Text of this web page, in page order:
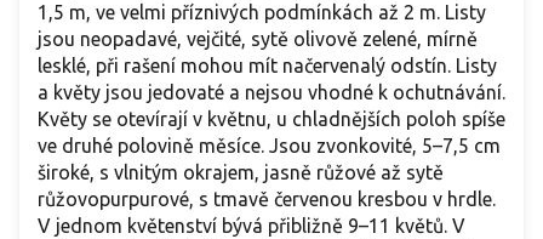
1,5 m, ve velmi příznivých podmínkách až 2 m. Listy
jsou neopadavé, vejčité, sytě olivově zelené, mírně
lesklé, při rašení mohou mít načervenalý odstín. Listy
a květy jsou jedovaté a nejsou vhodné k ochutnávání.
Květy se otevírají v květnu, u chladnějších poloh spíše
ve druhé polovině měsíce. Jsou zvonkovité, 5–7,5 cm
široké, s vlnitým okrajem, jasně růžové až sytě
růžovopurpurové, s tmavě červenou kresbou v hrdle.
V jednom květenství bývá přibližně 9–11 květů. V